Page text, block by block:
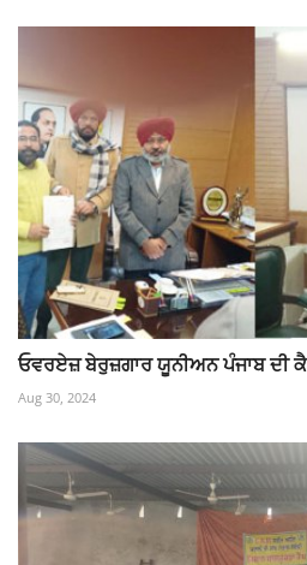
ਓਵਰਏਜ਼ ਬੇਰੁਜ਼ਗਾਰ ਯੂਨੀਅਨ ਪੰਜਾਬ ਦੀ
Aug 30, 2024